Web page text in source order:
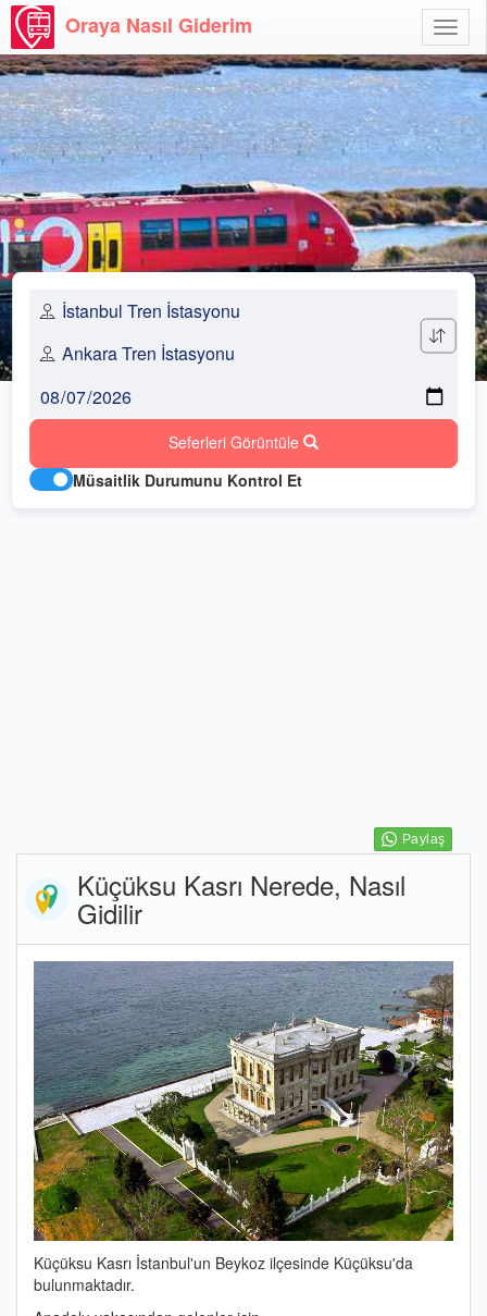
Aç
Oraya Nasıl Giderim
Seferleri Görüntüle
Müsaitlik Durumunu Kontrol Et
Küçüksu Kasrı Nerede, Nasıl
Gidilir
Küçüksu Kasrı İstanbul'un Beykoz ilçesinde Küçüksu'da
bulunmaktadır.